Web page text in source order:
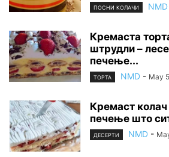
ПОСНИ КОЛАЧИ NMD
Кремаста
штрудли –
печење...
ТОРТА NMD - May
Кремаст колач
печење што
ДЕСЕРТИ NMD -